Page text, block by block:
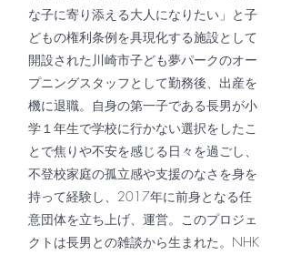
な子に寄り添える大人になりたい」と子
どもの権利条例を具現化する施設として
開設された川崎市子ども夢パークのオー
プニングスタッフとして勤務後、出産を
機に退職。自身の第一子である長男が小
学１年生で学校に行かない選択をしたこ
とで焦りや不安を感じる日々を過ごし、
不登校家庭の孤立感や支援のなさを身を
持って経験し、2017年に前身となる任
意団体を立ち上げ、運営。このプロジェ
クトは長男との雑談から生まれた。NHK